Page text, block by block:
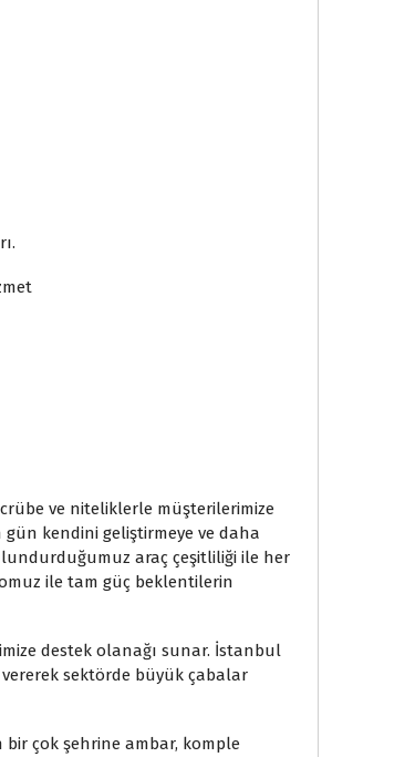
ve niteliklerle müşterilerimize
kendini geliştirmeye ve daha
araç çeşitliliği ile her
ile tam güç beklentilerin
destek olanağı sunar. İstanbul
sektörde büyük çabalar
bir çok şehrine ambar, komple